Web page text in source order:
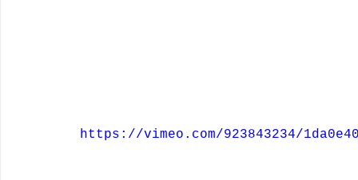
https://vimeo.com/923843234/